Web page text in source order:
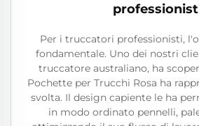
Per i truccatori professionisti,
fondamentale. Uno dei nostri
truccatore australiano, ha
Pochette per Trucchi Rosa ha
svolta. Il design capiente le ha
in modo ordinato pennelli,